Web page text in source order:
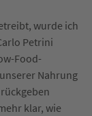
wurde ich
Petrini
Food-
Nahrung
klar, wie